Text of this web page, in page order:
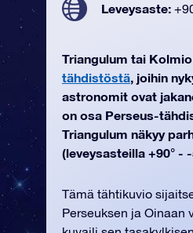
Leveysaste:
Triangulum tai
tähdistöstä, joihin
astronomit ovat
on osa Perseus-
Triangulum näkyy
(leveysasteilla +90° - -
Tämä tähtikuvio
Perseuksen ja Oinaan